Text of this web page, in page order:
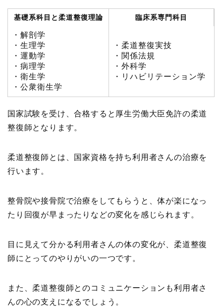
基礎系科目と柔道整復理論 臨床系専門科目
・解剖学
・生理学
・運動学
・病理学
・衛生学
・公衆衛生学
・柔道整復実技
・関係法規
・外科学
・リハビリテーション学
国家試験を受け、合格すると厚生労働大臣免許の柔道
整復師となります。
柔道整復師とは、国家資格を持ち利用者さんの治療を
行います。
整骨院や接骨院で治療をしてもらうと、体が楽になっ
たり回復が早まったりなどの変化を感じられます。
目に見えて分かる利用者さんの体の変化が、柔道整復
師にとってのやりがいの一つです。
また、柔道整復師とのコミュニケーションも利用者さ
んの心の支えになるでしょう。